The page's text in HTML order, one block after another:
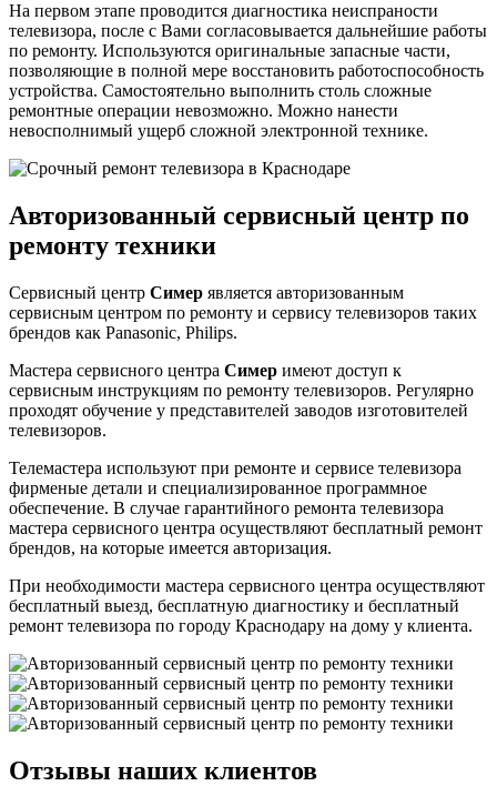
На первом этапе проводится диагностика неиспраности
телевизора, после с Вами согласовывается дальнейшие работы
по ремонту. Используются оригинальные запасные части,
позволяющие в полной мере восстановить работоспособность
устройства. Самостоятельно выполнить столь сложные
ремонтные операции невозможно. Можно нанести
невосполнимый ущерб сложной электронной технике.
Авторизованный сервисный центр по
ремонту техники
Сервисный центр Симер является авторизованным
сервисным центром по ремонту и сервису телевизоров таких
брендов как Panasonic, Philips.
Мастера сервисного центра Симер имеют доступ к
сервисным инструкциям по ремонту телевизоров. Регулярно
проходят обучение у представителей заводов изготовителей
телевизоров.
Телемастера используют при ремонте и сервисе телевизора
фирменые детали и специализированное программное
обеспечение. В случае гарантийного ремонта телевизора
мастера сервисного центра осуществляют бесплатный ремонт
брендов, на которые имеется авторизация.
При необходимости мастера сервисного центра осуществляют
бесплатный выезд, бесплатную диагностику и бесплатный
ремонт телевизора по городу Краснодару на дому у клиента.
Отзывы наших клиентов